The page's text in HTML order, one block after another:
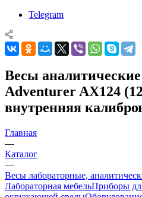
Telegram
Весы
Adventurer AX124
внутренняя
Главная
—
Каталог
—
Весы лабораторные,
Лабораторная мебельПриборы